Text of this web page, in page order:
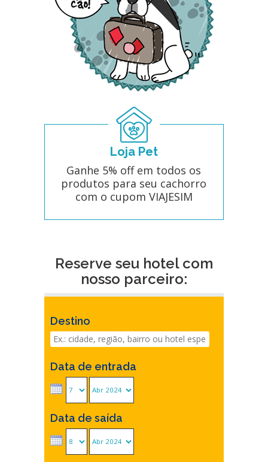
Loja Pet
Ganhe 5% off em todos os
produtos para seu cachorro
com o cupom VIAJESIM
Reserve seu hotel com
nosso parceiro:
Destino
Data de entrada
Data de saída